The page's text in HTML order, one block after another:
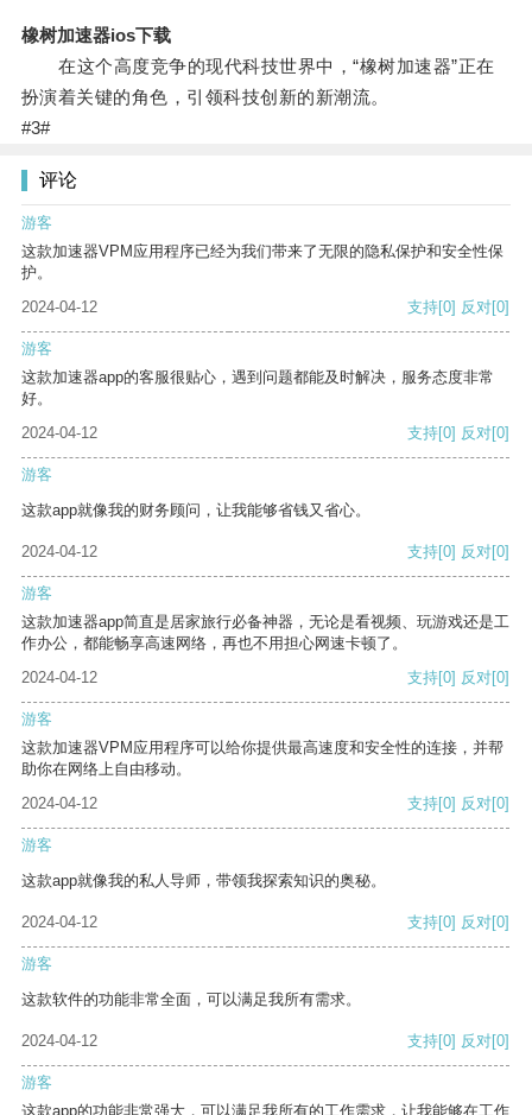
橡树加速器ios下载
在这个高度竞争的现代科技世界中，“橡树加速器”正在
扮演着关键的角色，引领科技创新的新潮流。
#3#
评论
游客
这款加速器VPM应用程序已经为我们带来了无限的隐私保护和安全性保
护。
2024-04-12
支持[0] 反对[0]
游客
这款加速器app的客服很贴心，遇到问题都能及时解决，服务态度非常
好。
2024-04-12
支持[0] 反对[0]
游客
这款app就像我的财务顾问，让我能够省钱又省心。
2024-04-12 支持[0] 反对[0]
游客
这款加速器app简直是居家旅行必备神器，无论是看视频、玩游戏还是工
作办公，都能畅享高速网络，再也不用担心网速卡顿了。
2024-04-12
支持[0] 反对[0]
游客
这款加速器VPM应用程序可以给你提供最高速度和安全性的连接，并帮
助你在网络上自由移动。
2024-04-12
支持[0] 反对[0]
游客
这款app就像我的私人导师，带领我探索知识的奥秘。
2024-04-12 支持[0] 反对[0]
游客
这款软件的功能非常全面，可以满足我所有需求。
2024-04-12 支持[0] 反对[0]
游客
这款app的功能非常强大，可以满足我所有的工作需求，让我能够在工作